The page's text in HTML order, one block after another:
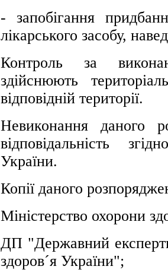
- запобігання
лікарського засобу,
Контроль за
здійснюють
відповідній території.
Невиконання даного
відповідальність
України.
Копії даного
Міністерство охорони
ДП "Державний
здоров´я України";